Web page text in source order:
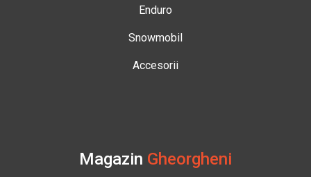
Enduro
Snowmobil
Accesorii
Magazin Gheorgheni